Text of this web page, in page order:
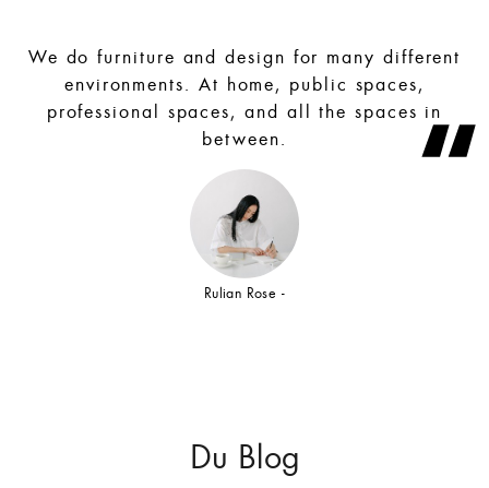
We do furniture and design for many different
environments. At home, public spaces,
professional spaces, and all the spaces in
between.
Rulian Rose -
Du Blog